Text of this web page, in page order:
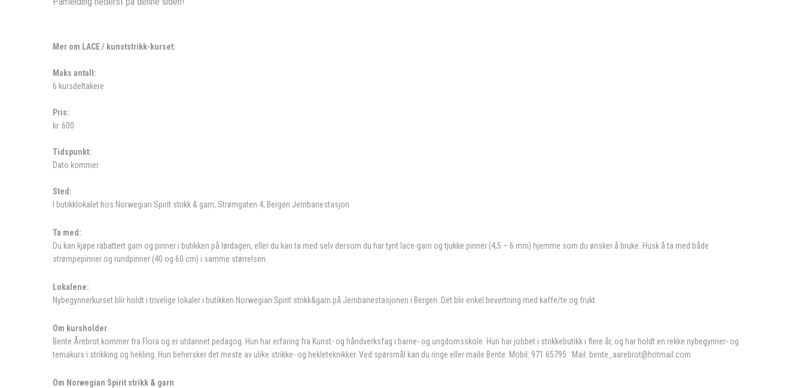
Mer om LACE / kunststrikk-kurset:
Maks antall:
6 kursdeltakere
Pris:
kr. 600
Tidspunkt:
Dato kommer
Sted:
I butikklokalet hos Norwegian Spirit strikk & garn, Strømgaten 4, Bergen Jernbanestasjon
Ta med:
Du kan kjøpe rabattert garn og pinner i butikken på lørdagen, eller du kan ta med selv dersom du har tynt lace-garn og tjukke pinner (4,5 – 6 mm) hjemme som du ønsker å bruke. Husk å ta med både
strømpepinner og rundpinner (40 og 60 cm) i samme størrelsen.
Lokalene:
Nybegynnerkurset blir holdt i trivelige lokaler i butikken Norwegian Spirit strikk&garn på Jernbanestasjonen i Bergen. Det blir enkel bevertning med kaffe/te og frukt.
Om kursholder
Bente Årebrot kommer fra Flora og er utdannet pedagog. Hun har erfaring fra Kunst- og håndverksfag i barne- og ungdomsskole. Hun har jobbet i strikkebutikk i flere år, og har holdt en rekke nybegynner- og
temakurs i strikking og hekling. Hun behersker det meste av ulike strikke- og hekleteknikker. Ved spørsmål kan du ringe eller maile Bente. Mobil: 971 65795 Mail: bente_aarebrot@hotmail.com
Om Norwegian Spirit strikk & garn